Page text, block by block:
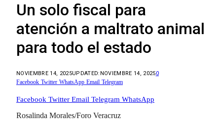
Un solo fiscal para
atención a maltrato animal
para todo el estado
NOVIEMBRE 14, 2025UPDATED: NOVIEMBRE 14, 20250
Facebook Twitter WhatsApp Email Telegram
Facebook Twitter Email Telegram WhatsApp
Rosalinda Morales/Foro Veracruz